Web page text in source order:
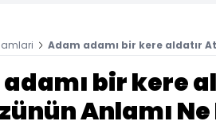
Adam adamı bir kere aldatır
bir kere
Anlamı